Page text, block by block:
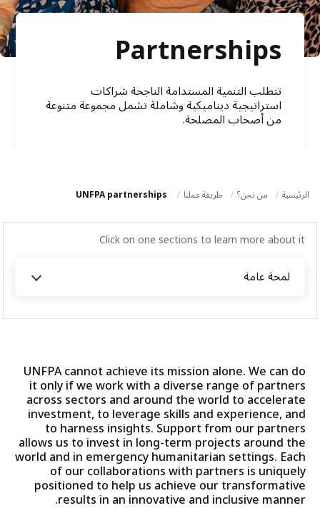
t
i
Partnerships
تتطلب التنمية المستدامة الناجحة شراكات
استراتيجية ديناميكية وشاملة تشمل مجموعة متنوعة
من أصحاب المصلحة.
الرئيسية من نحن؟ طريقة عملنا
Click on one sections to learn more about it
‫لمحة عامة
‫لمحة عامة
الشركاء المؤسسيون
المجتمع المدني والبرلمانيون
الشركاء الحكوميون
المؤسسات المالية الدولية
UNFPA cannot achieve its mission alone. We can do
it only if we work with a diverse range of partners
across sectors and around the world to accelerate
investment, to leverage skills and experience, and
to harness insights. Support from our partners
allows us to invest in long-term projects around the
world and in emergency humanitarian settings. Each
of our collaborations with partners is uniquely
positioned to help us achieve our transformative
results in an innovative and inclusive manner.